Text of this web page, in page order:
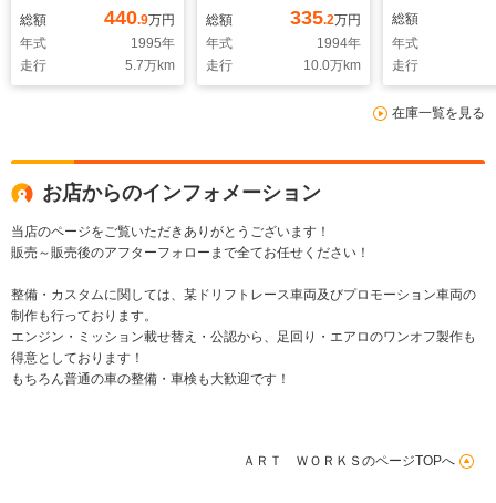
総額
440.9万円
年式
1995年
走行
5.7万km
総額
335.2万円
年式
1994年
走行
10.0万km
総額
年式
走行
在庫一覧を見る
お店からのインフォメーション
当店のページをご覧いただきありがとうございます！
販売～販売後のアフターフォローまで全てお任せください！
整備・カスタムに関しては、某ドリフトレース車両及びプロモーション車両の
制作も行っております。
エンジン・ミッション載せ替え・公認から、足回り・エアロのワンオフ製作も
得意としております！
もちろん普通の車の整備・車検も大歓迎です！
ＡＲＴ ＷＯＲＫＳのページTOPへ